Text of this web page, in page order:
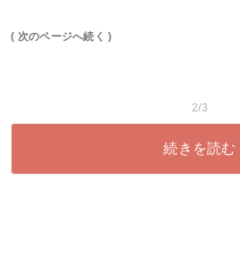
( 次のページへ続く )
2/3
続きを読む